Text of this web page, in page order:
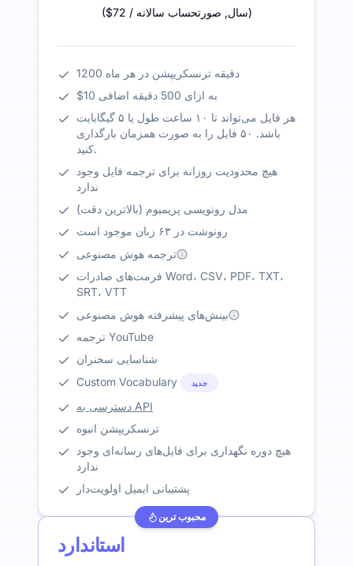
($72 / سال, صورتحساب سالانه )
1200 دقیقه ترنسکریپشن در هر ماه
$10 به ازای 500 دقیقه اضافی
هر فایل می‌تواند تا ۱۰ ساعت طول یا ۵ گیگابایت
باشد. ۵۰ فایل را به صورت همزمان بارگذاری
کنید.
هیچ محدودیت روزانه برای ترجمه فایل وجود
ندارد
مدل رونویسی پریمیوم (بالاترین دقت)
رونوشت در ۶۳ زبان موجود است
ترجمه هوش مصنوعی
فرمت‌های صادرات Word، CSV، PDF، TXT،
SRT، VTT
بینش‌های پیشرفته هوش مصنوعی
ترجمه YouTube
شناسایی سخنران
Custom Vocabulary
جدید
دسترسی به API
ترنسکریپشن انبوه
هیچ دوره نگهداری برای فایل‌های رسانه‌ای وجود
ندارد
پشتیبانی ایمیل اولویت‌دار
محبوب ترین
استاندارد